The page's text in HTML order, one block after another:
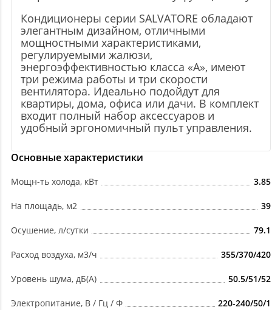
Кондиционеры серии SALVATORE обладают
элегантным дизайном, отличными
мощностными характеристиками,
регулируемыми жалюзи,
энергоэффективностью класса «А», имеют
три режима работы и три скорости
вентилятора. Идеально подойдут для
квартиры, дома, офиса или дачи. В комплект
входит полный набор аксессуаров и
удобный эргономичный пульт управления.
Основные характеристики
Мощн-ть холода, кВт 3.85
На площадь, м2 39
Осушение, л/сутки 79.1
Расход воздуха, м3/ч 355/370/420
Уровень шума, дБ(А) 50.5/51/52
Электропитание, В / Гц / Ф 220-240/50/1